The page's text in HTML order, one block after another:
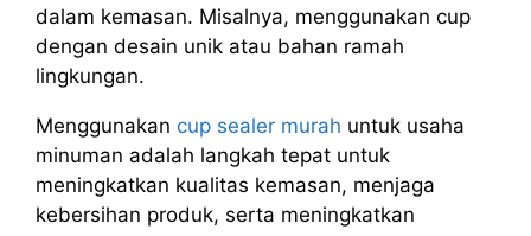
dalam kemasan. Misalnya, menggunakan cup
dengan desain unik atau bahan ramah
lingkungan.
Menggunakan cup sealer murah untuk usaha
minuman adalah langkah tepat untuk
meningkatkan kualitas kemasan, menjaga
kebersihan produk, serta meningkatkan